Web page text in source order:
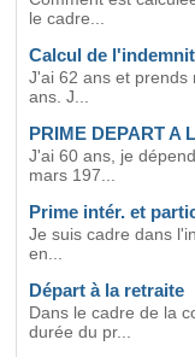
le cadre...
Calcul de
J'ai 62 ans et prends
ans. J...
PRIME DEPART A
J'ai 60 ans, je
mars 197...
Prime intér. et
Je suis cadre dans
en...
Départ à la retraite
Dans le cadre de la
durée du pr...